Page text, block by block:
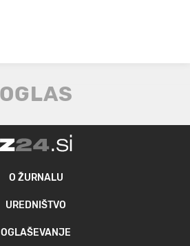
O ŽURNALU
UREDNIŠTVO
OGLAŠEVANJE